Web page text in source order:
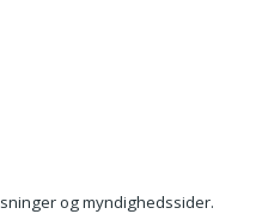
og myndighedssider.